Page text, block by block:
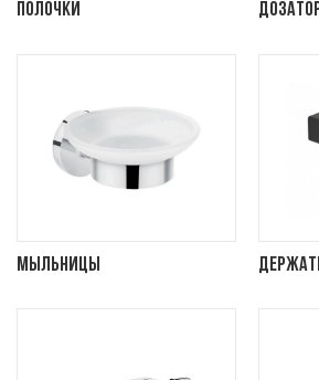
Полочки
Мыльницы